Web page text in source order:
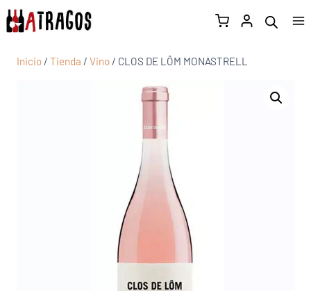
Inicio / Tienda / Vino / CLOS DE LÔM MONASTRELL